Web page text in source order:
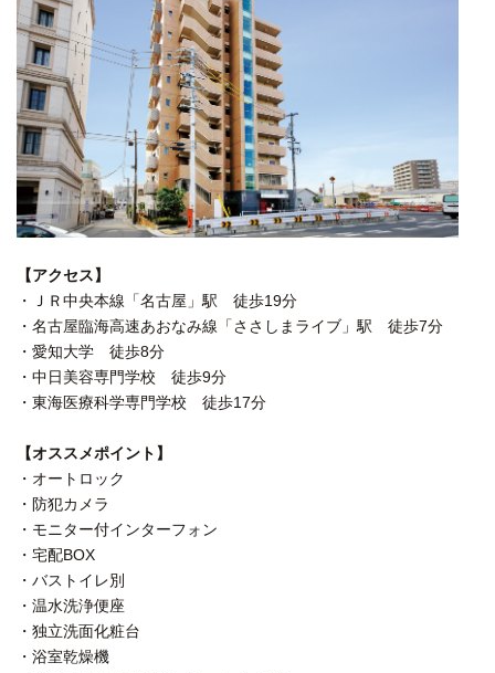
【アクセス】
・ＪＲ中央本線「名古屋」駅 徒歩19分
・名古屋臨海高速あおなみ線「ささしまライブ」駅 徒歩7分
・愛知大学 徒歩8分
・中日美容専門学校 徒歩9分
・東海医療科学専門学校 徒歩17分
【オススメポイント】
・オートロック
・防犯カメラ
・モニター付インターフォン
・宅配BOX
・バストイレ別
・温水洗浄便座
・独立洗面化粧台
・浴室乾燥機